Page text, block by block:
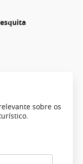
sobre os